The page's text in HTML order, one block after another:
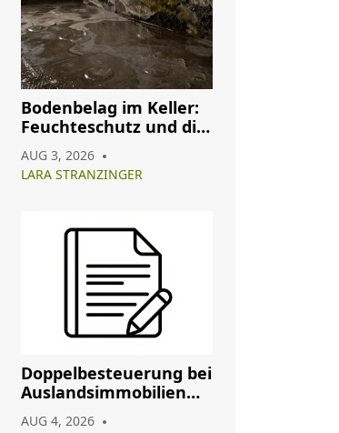
Bodenbelag im Keller:
Feuchteschutz und die
besten Materialien für
2026
AUG 3, 2026
LARA STRANZINGER
Doppelbesteuerung bei
Auslandsimmobilien
vermeiden: So nutzen
AUG 4, 2026